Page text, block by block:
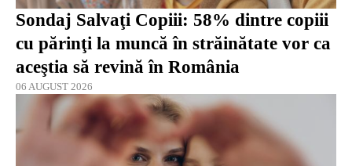
Sondaj Salvaţi Copiii: 58% dintre copiii
cu părinţi la muncă în străinătate vor ca
aceştia să revină în România
06 AUGUST 2026